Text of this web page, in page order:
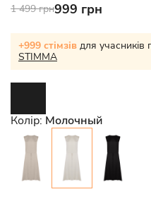
1 499 грн999 грн
+999 стімзів для учасників
STIMMA
Колір: Молочный